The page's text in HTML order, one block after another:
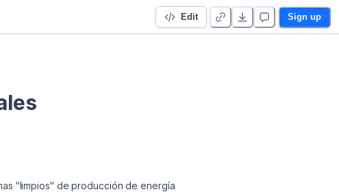
Edit Sign up
"limpios" de producción de energía